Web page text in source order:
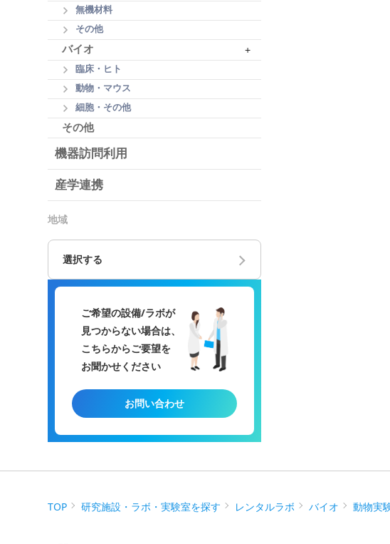
無機材料
その他
バイオ +
臨床・ヒト
動物・マウス
細胞・その他
その他
機器訪問利用
産学連携
地域
選択する
ご希望の設備/ラボが
見つからない場合は、
こちらからご要望を
お聞かせください
お問い合わせ
TOP 研究施設・ラボ・実験室を探す レンタルラボ バイオ 動物実